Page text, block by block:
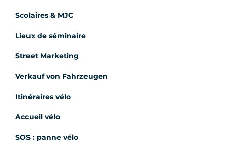
Scolaires & MJC
Lieux de séminaire
Street Marketing
Verkauf von Fahrzeugen
Itinéraires vélo
Accueil vélo
SOS : panne vélo